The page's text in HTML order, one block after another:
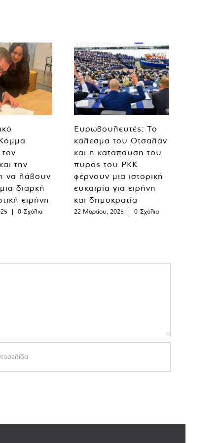
την
να λάβουν
διαρκή
ειρήνη
| 0 Σχόλια
Ευρωβουλευτές: Το
κάλεσμα του Οτσαλάν
και η κατάπαυση του
πυρός του PKK
φέρνουν μια ιστορική
ευκαιρία για ειρήνη
και δημοκρατία
22 Μαρτίου, 2025 | 0 Σχόλια